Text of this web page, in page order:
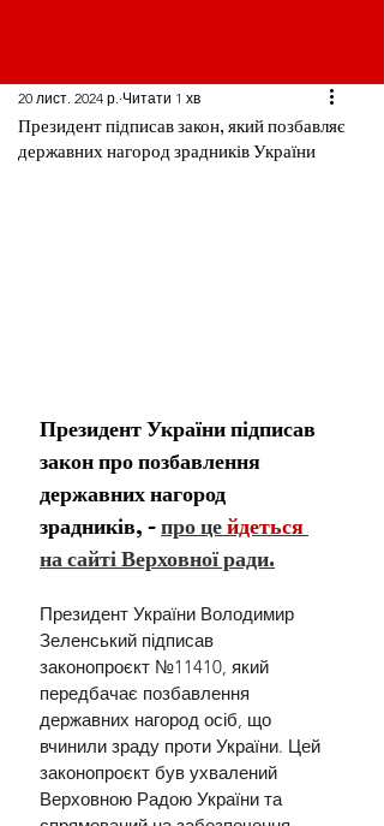
Президент підписав закон, який позбавляє
державних нагород зрадників України
20 лист. 2024 р. Читати 1 хв
Президент України підписав
закон про позбавлення
державних нагород
зрадників, - про це йдеться
на сайті Верховної ради.
Президент України Володимир
Зеленський підписав
законопроєкт №11410, який
передбачає позбавлення
державних нагород осіб, що
вчинили зраду проти України. Цей
законопроєкт був ухвалений
Верховною Радою України та